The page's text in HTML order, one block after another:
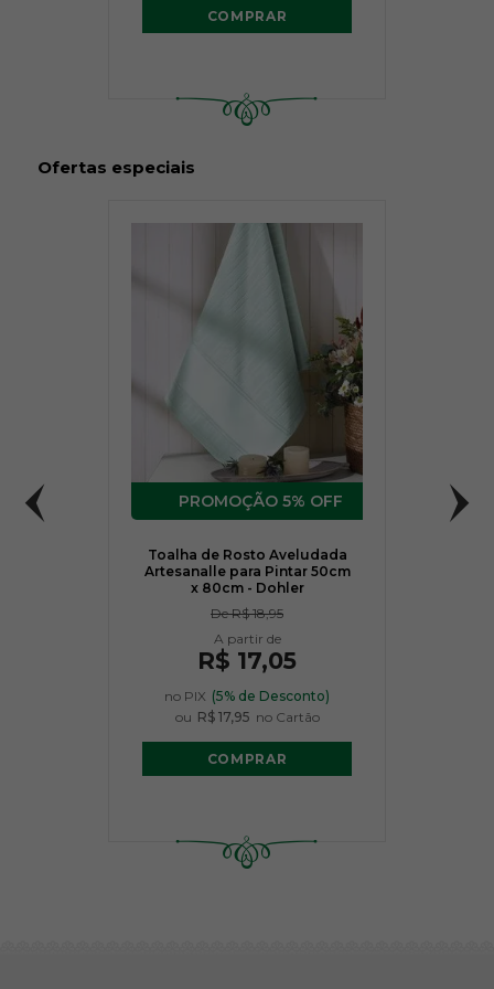
COMPRAR
Ofertas especiais
5% OFF
Toalha de Rosto Aveludada
Artesanalle para Pintar 50cm
x 80cm - Dohler
DeR$ 18,95
R$ 17,05
no PIX (5% de Desconto)
ou R$ 17,95 no Cartão
COMPRAR